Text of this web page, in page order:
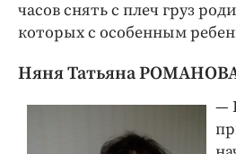
часов снять с плеч груз
которых с особенным
Няня Татьяна
—